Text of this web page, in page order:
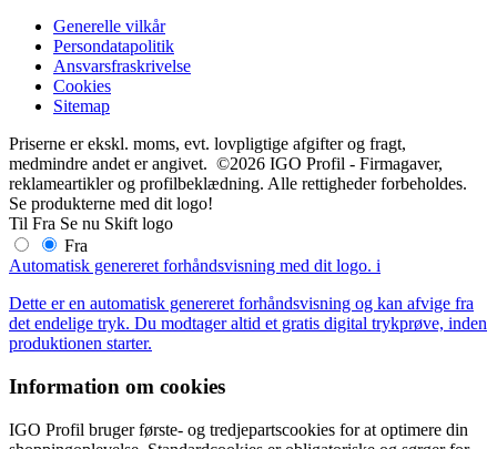
Generelle vilkår
Persondatapolitik
Ansvarsfraskrivelse
Cookies
Sitemap
Priserne er ekskl. moms, evt. lovpligtige afgifter og fragt,
medmindre andet er angivet. ©2026 IGO Profil - Firmagaver,
reklameartikler og profilbeklædning. Alle rettigheder forbeholdes.
Se produkterne med dit logo!
Til Fra Se nu Skift logo
Fra
Automatisk genereret forhåndsvisning med dit logo. i
Dette er en automatisk genereret forhåndsvisning og kan afvige fra
det endelige tryk. Du modtager altid et gratis digital trykprøve, inden
produktionen starter.
Information om cookies
IGO Profil bruger første- og tredjepartscookies for at optimere din